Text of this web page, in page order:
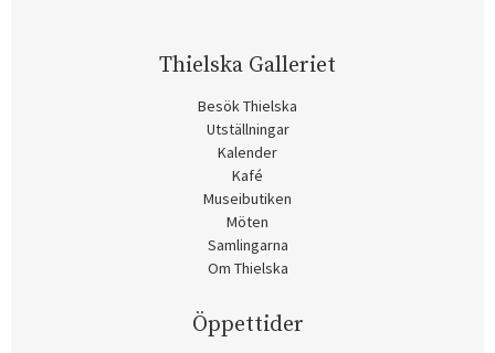
Thielska Galleriet
Besök Thielska
Utställningar
Kalender
Kafé
Museibutiken
Möten
Samlingarna
Om Thielska
Öppettider